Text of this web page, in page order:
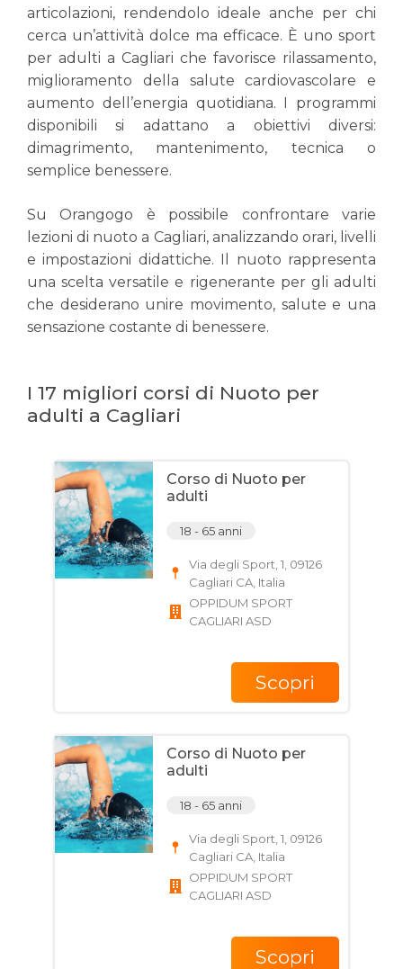
articolazioni, rendendolo ideale anche per chi
cerca un’attività dolce ma efficace. È uno sport
per adulti a Cagliari che favorisce rilassamento,
miglioramento della salute cardiovascolare e
aumento dell’energia quotidiana. I programmi
disponibili si adattano a obiettivi diversi:
dimagrimento, mantenimento, tecnica o
semplice benessere.
Su Orangogo è possibile confrontare varie
lezioni di nuoto a Cagliari, analizzando orari, livelli
e impostazioni didattiche. Il nuoto rappresenta
una scelta versatile e rigenerante per gli adulti
che desiderano unire movimento, salute e una
sensazione costante di benessere.
I 17 migliori corsi di Nuoto per
adulti a Cagliari
Corso di Nuoto per
adulti
18 - 65 anni
Via degli Sport, 1, 09126
Cagliari CA, Italia
OPPIDUM SPORT
CAGLIARI ASD
Scopri
Corso di Nuoto per
adulti
18 - 65 anni
Via degli Sport, 1, 09126
Cagliari CA, Italia
OPPIDUM SPORT
CAGLIARI ASD
Scopri